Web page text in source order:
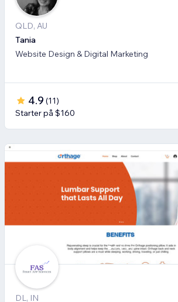
QLD, AU
Tania
Website Design & Digital Marketing
4.9 (11)
Starter på $160
DL, IN